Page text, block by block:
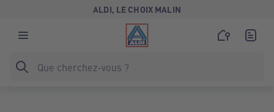
ALDI, LE CHOIX MALIN